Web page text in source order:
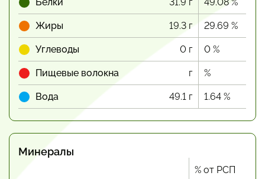
Жиры 19.3 г 29.69 %
Углеводы 0 г 0 %
Пищевые волокна г %
Вода 49.1 г 1.64 %
Минералы
% от РСП